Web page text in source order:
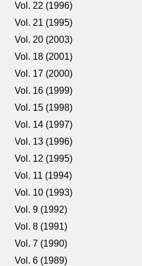
Vol. 22 (1996)
Vol. 21 (1995)
Vol. 20 (2003)
Vol. 18 (2001)
Vol. 17 (2000)
Vol. 16 (1999)
Vol. 15 (1998)
Vol. 14 (1997)
Vol. 13 (1996)
Vol. 12 (1995)
Vol. 11 (1994)
Vol. 10 (1993)
Vol. 9 (1992)
Vol. 8 (1991)
Vol. 7 (1990)
Vol. 6 (1989)